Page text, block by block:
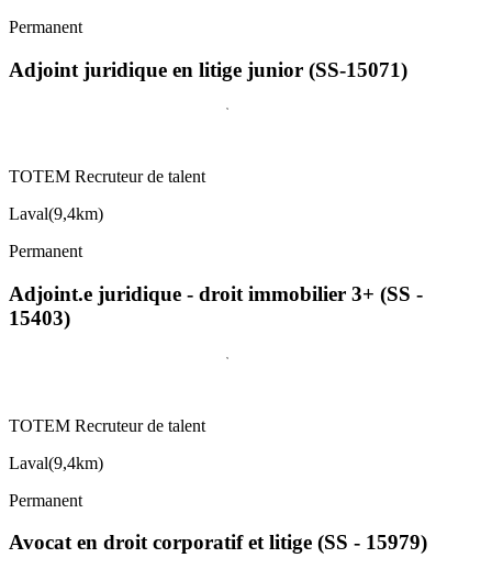
Permanent
Adjoint juridique en litige junior (SS-15071)
TOTEM Recruteur de talent
Laval(9,4km)
Permanent
Adjoint.e juridique - droit immobilier 3+ (SS -
15403)
TOTEM Recruteur de talent
Laval(9,4km)
Permanent
Avocat en droit corporatif et litige (SS - 15979)